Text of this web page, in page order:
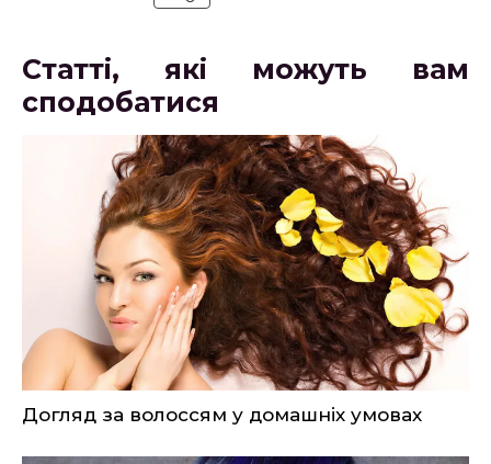
Статті, які можуть вам
сподобатися
Догляд за волоссям у домашніх умовах